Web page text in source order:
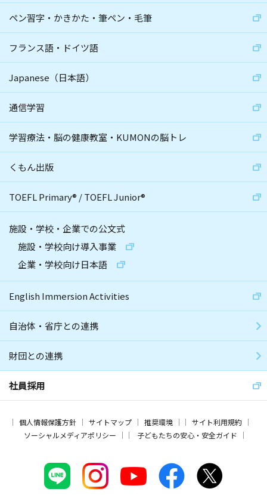
ペン習字・かきかた・筆ペン・毛筆
フランス語・ドイツ語
Japanese（日本語）
通信学習
学習療法・脳の健康教室・KUMONの脳トレ
くもん出版
TOEFL Primary® /TOEFL Junior®
施設・学校・企業での公文式
施設・学校向け導入事業
企業・学校向け日本語
English Immersion Activities
自治体・省庁との連携
財団との連携
社員採用
個人情報保護方針 サイトマップ 推奨環境
サイト利用規約
ソーシャルメディアポリシー
子どもたちの安心・安全ガイド